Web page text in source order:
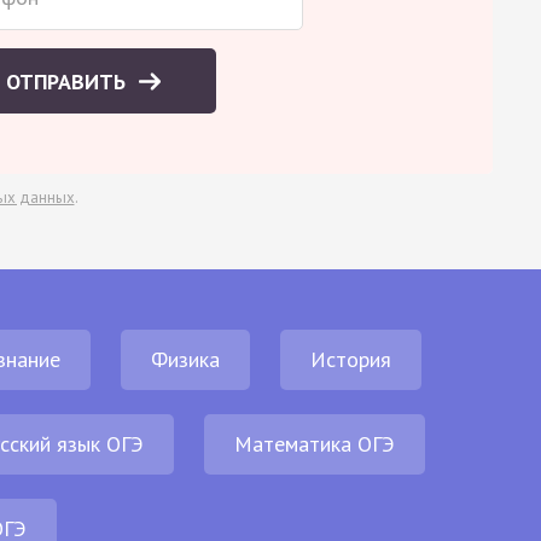
ОТПРАВИТЬ
данных.
Физика История
язык ОГЭ Математика ОГЭ